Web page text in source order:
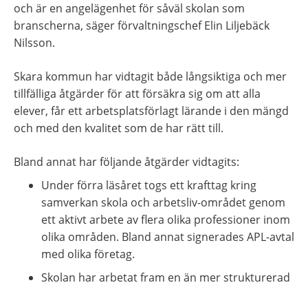
och är en angelägenhet för såväl skolan som
branscherna, säger förvaltningschef Elin Liljebäck
Nilsson.
Skara kommun har vidtagit både långsiktiga och mer
tillfälliga åtgärder för att försäkra sig om att alla
elever, får ett arbetsplatsförlagt lärande i den mängd
och med den kvalitet som de har rätt till.
Bland annat har följande åtgärder vidtagits:
samverkan skola och arbetsliv-området genom
ett aktivt arbete av flera olika professioner
olika områden. Bland annat signerades APL-avtal
med olika företag.
Skolan har arbetat fram en än mer strukturerad